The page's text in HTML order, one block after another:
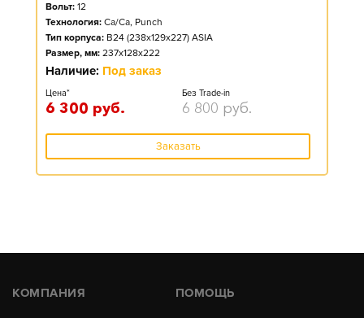
Вольт: 12
Технология: Ca/Ca, Punch
Тип корпуса: B24 (238x129x227) ASIA
Размер, мм: 237x128x222
Наличие: Под заказ
Цена*
6 300 руб.
Без Trade-in
6 800 руб.
Заказать
КОМПАНИЯ ПОМОЩЬ